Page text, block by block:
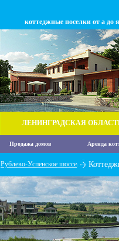
коттеджные поселки от а до я
ЛЕНИНГРАДСКАЯ
Продажа домов Аренда
Рублево-Успенское шоссе